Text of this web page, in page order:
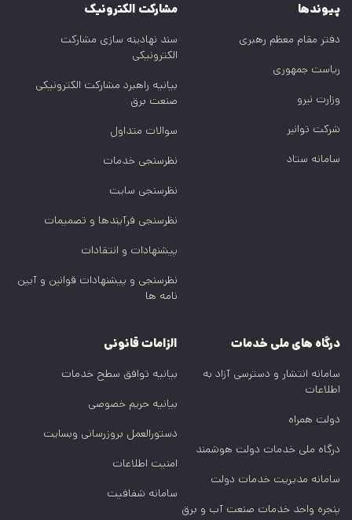
پیوندها
دفتر مقام معظم رهبری
ریاست جمهوری
وزارت نیرو
شرکت توانیر
سامانه ستاد
مشارکت الکترونیک
سند نهادینه سازی مشارکت
الکترونیکی
بیانیه راهبرد مشارکت الکترونیکی
صنعت برق
سوالات متداول
نظرسنجی خدمات
نظرسنجی سایت
نظرسنجی فرآیندها و تصمیمات
پیشنهادات و انتقادات
نظرسنجی و پیشنهادات قوانین و آیین
نامه ها
درگاه های ملی خدمات
سامانه انتشار و دسترسی آزاد به
اطلاعات
دولت همراه
درگاه ملی خدمات دولت هوشمند
سامانه مدیریت خدمات دولت
پنجره واحد خدمات صنعت آب و برق
الزامات قانونی
بیانیه توافق سطح خدمات
بیانیه حریم خصوصی
دستورالعمل بروزرسانی وبسایت
امنیت اطلاعات
سامانه شفافیت